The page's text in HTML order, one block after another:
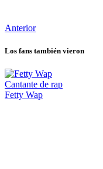
Anterior
Los fans también vieron
Cantante de rap
Fetty Wap